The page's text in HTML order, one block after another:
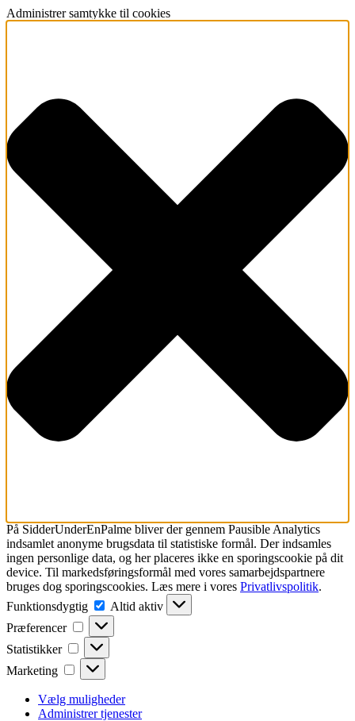
Administrer samtykke til cookies
På SidderUnderEnPalme bliver der gennem Pausible Analytics
indsamlet anonyme brugsdata til statistiske formål. Der indsamles
ingen personlige data, og her placeres ikke en sporingscookie på dit
device. Til markedsføringsformål med vores samarbejdspartnere
bruges dog sporingscookies. Læs mere i vores Privatlivspolitik.
Funktionsdygtig
Funktionsdygtig
Altid aktiv
Præferencer
Præferencer
Statistikker Statistikker
Marketing Marketing
Vælg muligheder
Administrer tjenester